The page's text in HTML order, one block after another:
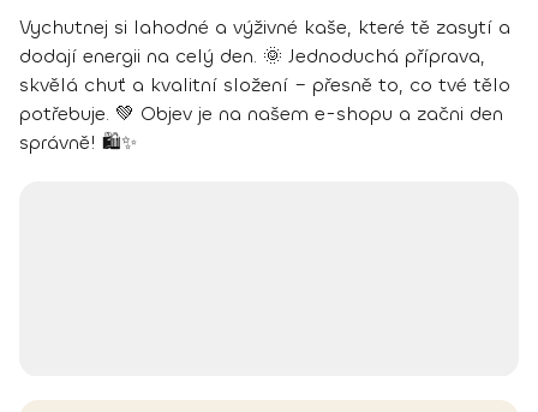
Vychutnej si lahodné a výživné kaše, které tě zasytí a
dodají energii na celý den. 🌞 Jednoduchá příprava,
skvělá chuť a kvalitní složení – přesně to, co tvé tělo
potřebuje. 💚 Objev je na našem e-shopu a začni den
správně! 🛍️✨